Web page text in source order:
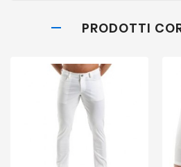
PRODOTTI